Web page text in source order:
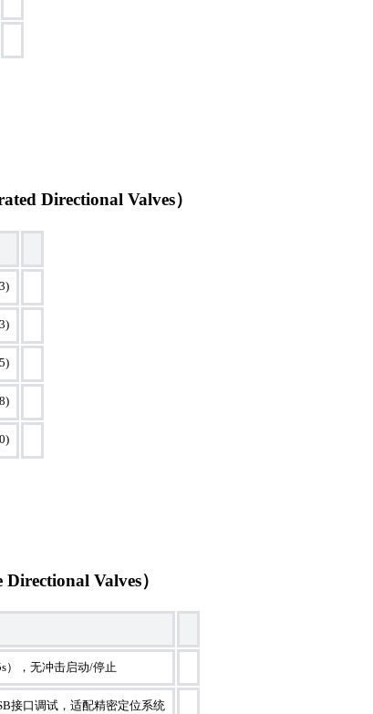
Directional Valves）
Valves）
），无冲击启动/停止
接口调试，适配精密定位系统